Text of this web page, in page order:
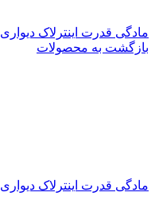
مادگی قدرت اینترلاک دیواری 67*16*3 Tp Electric
بازگشت به محصولات
مادگی قدرت اینترلاک دیواری 4*16*67 Tp Electric